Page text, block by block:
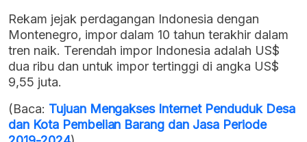
Rekam jejak perdagangan Indonesia dengan
Montenegro, impor dalam 10 tahun terakhir dalam
tren naik. Terendah impor Indonesia adalah US$
dua ribu dan untuk impor tertinggi di angka US$
9,55 juta.
(Baca: Tujuan Mengakses Internet Penduduk Desa
dan Kota Pembelian Barang dan Jasa Periode